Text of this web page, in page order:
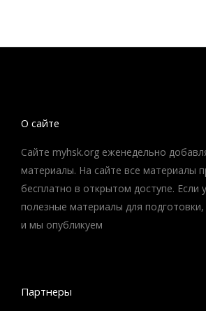
О сайте
Сайте myhsk.org еженедельно
материалы. На сайте все материалы
бесплатно в открытом доступе. Если
полезные материалы для
и мы опубликуем
Партнеры